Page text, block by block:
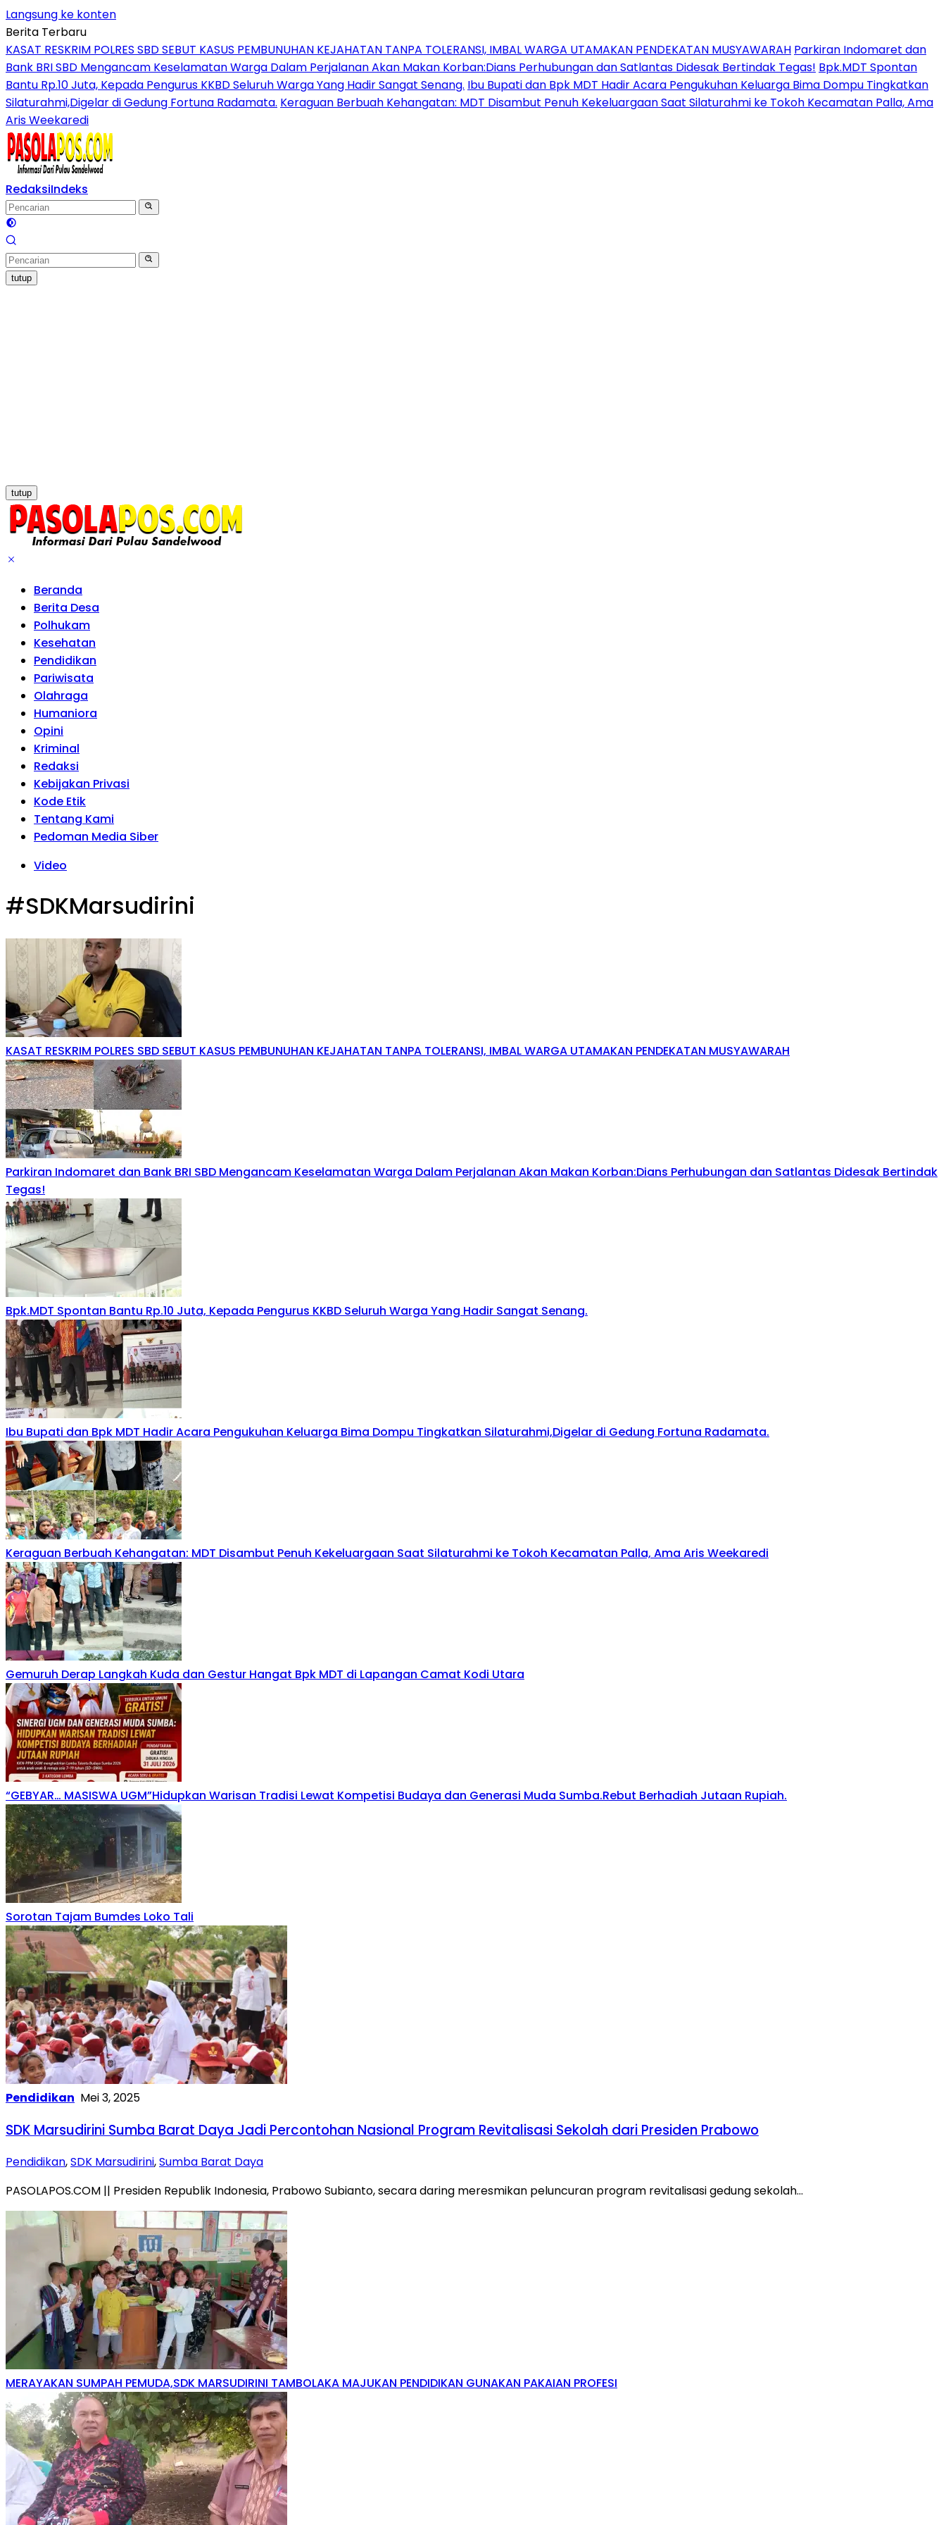
Langsung ke konten
Berita Terbaru
KASAT RESKRIM POLRES SBD SEBUT KASUS PEMBUNUHAN KEJAHATAN TANPA TOLERANSI, IMBAL WARGA UTAMAKAN PENDEKATAN MUSYAWARAH Parkiran Indomaret dan
Bank BRI SBD Mengancam Keselamatan Warga Dalam Perjalanan Akan Makan Korban:Dians Perhubungan dan Satlantas Didesak Bertindak Tegas! Bpk.MDT Spontan
Bantu Rp.10 Juta, Kepada Pengurus KKBD Seluruh Warga Yang Hadir Sangat Senang. Ibu Bupati dan Bpk MDT Hadir Acara Pengukuhan Keluarga Bima Dompu Tingkatkan
Silaturahmi,Digelar di Gedung Fortuna Radamata. Keraguan Berbuah Kehangatan: MDT Disambut Penuh Kekeluargaan Saat Silaturahmi ke Tokoh Kecamatan Palla, Ama
Aris Weekaredi
RedaksiIndeks
tutup
tutup
Beranda
Berita Desa
Polhukam
Kesehatan
Pendidikan
Pariwisata
Olahraga
Humaniora
Opini
Kriminal
Redaksi
Kebijakan Privasi
Kode Etik
Tentang Kami
Pedoman Media Siber
Video
#SDKMarsudirini
KASAT RESKRIM POLRES SBD SEBUT KASUS PEMBUNUHAN KEJAHATAN TANPA TOLERANSI, IMBAL WARGA UTAMAKAN PENDEKATAN MUSYAWARAH
Parkiran Indomaret dan Bank BRI SBD Mengancam Keselamatan Warga Dalam Perjalanan Akan Makan Korban:Dians Perhubungan dan Satlantas Didesak Bertindak
Tegas!
Bpk.MDT Spontan Bantu Rp.10 Juta, Kepada Pengurus KKBD Seluruh Warga Yang Hadir Sangat Senang.
Ibu Bupati dan Bpk MDT Hadir Acara Pengukuhan Keluarga Bima Dompu Tingkatkan Silaturahmi,Digelar di Gedung Fortuna Radamata.
Keraguan Berbuah Kehangatan: MDT Disambut Penuh Kekeluargaan Saat Silaturahmi ke Tokoh Kecamatan Palla, Ama Aris Weekaredi
Gemuruh Derap Langkah Kuda dan Gestur Hangat Bpk MDT di Lapangan Camat Kodi Utara
“GEBYAR… MASISWA UGM”Hidupkan Warisan Tradisi Lewat Kompetisi Budaya dan Generasi Muda Sumba.Rebut Berhadiah Jutaan Rupiah.
Sorotan Tajam Bumdes Loko Tali
Pendidikan Mei 3, 2025
SDK Marsudirini Sumba Barat Daya Jadi Percontohan Nasional Program Revitalisasi Sekolah dari Presiden Prabowo
Pendidikan,SDK Marsudirini,Sumba Barat Daya
PASOLAPOS.COM || Presiden Republik Indonesia, Prabowo Subianto, secara daring meresmikan peluncuran program revitalisasi gedung sekolah…
MERAYAKAN SUMPAH PEMUDA,SDK MARSUDIRINI TAMBOLAKA MAJUKAN PENDIDIKAN GUNAKAN PAKAIAN PROFESI